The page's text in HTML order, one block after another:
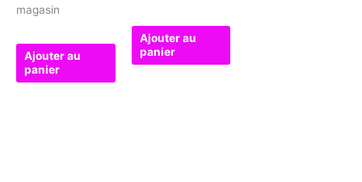
magasin
Ajouter au
panier
Ajouter au
panier